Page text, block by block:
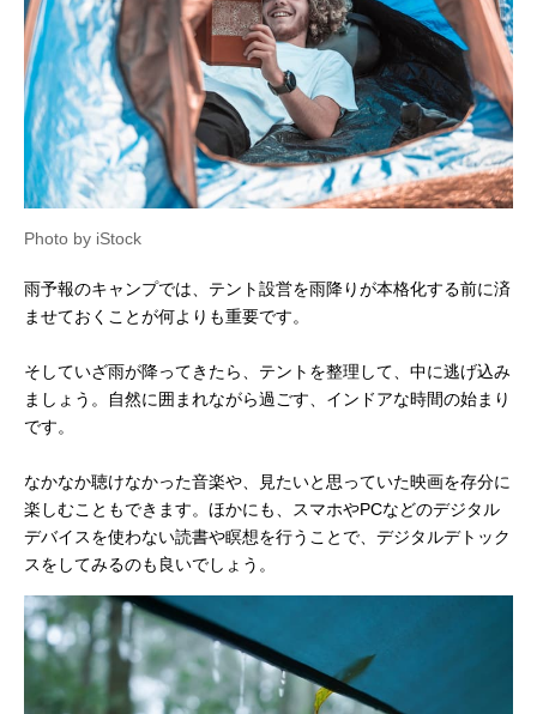
Photo by iStock
雨予報のキャンプでは、テント設営を雨降りが本格化する前に済
ませておくことが何よりも重要です。
そしていざ雨が降ってきたら、テントを整理して、中に逃げ込み
ましょう。自然に囲まれながら過ごす、インドアな時間の始まり
です。
なかなか聴けなかった音楽や、見たいと思っていた映画を存分に
楽しむこともできます。ほかにも、スマホやPCなどのデジタル
デバイスを使わない読書や瞑想を行うことで、デジタルデトック
スをしてみるのも良いでしょう。